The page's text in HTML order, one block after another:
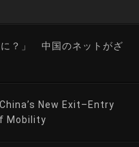
に？」 中国のネットがざ
New Exit–Entry
Mobility